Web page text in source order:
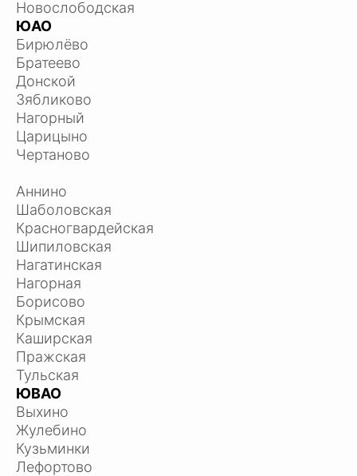
Новослободская
ЮАО
Бирюлёво
Братеево
Донской
Зябликово
Нагорный
Царицыно
Чертаново
Аннино
Шаболовская
Красногвардейская
Шипиловская
Нагатинская
Нагорная
Борисово
Крымская
Каширская
Пражская
Тульская
ЮВАО
Выхино
Жулебино
Кузьминки
Лефортово